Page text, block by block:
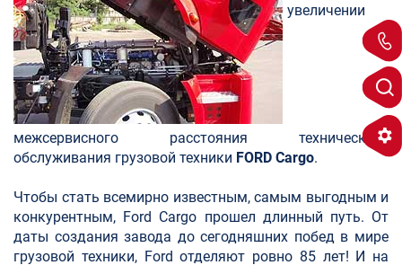
увеличении
межсервисного расстояния технического
обслуживания грузовой техники FORD Cargo.
Чтобы стать всемирно известным, самым выгодным и
конкурентным, Ford Cargo прошел длинный путь. От
даты создания завода до сегодняшних побед в мире
грузовой техники, Ford отделяют ровно 85 лет! И на